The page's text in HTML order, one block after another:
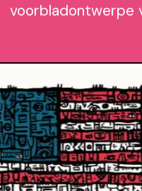
voorbladontwerpe